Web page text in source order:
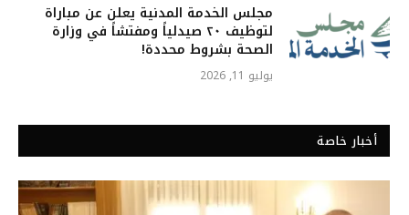
مجلس الخدمة المدنية يعلن عن مباراة
لتوظيف ٢٠ صيدلياً ومفتشاً في وزارة
الصحة بشروط محددة!
يوليو 11, 2026
أخبار خاصة